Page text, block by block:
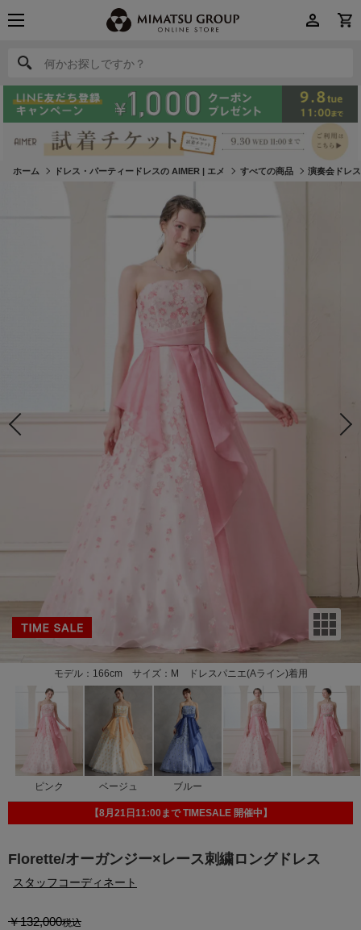
何かお探しですか？
何かお探しですか？
ホーム ドレス・パーティードレスの AIMER | エメ すべての商品 演奏会ドレス
モデル：166cm サイズ：M ドレスパニエ(Aライン)着用
ピンク ベージュ ブルー
Florette/オーガンジー×レース刺繍ロングドレス
スタッフコーディネート
【8月21日11:00まで TIMESALE 開催中】
￥132,000税込